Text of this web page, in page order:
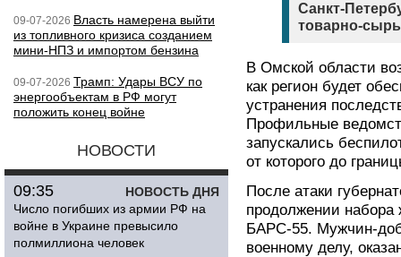
09-07-2026 Власть намерена выйти
из топливного кризиса созданием
мини-НПЗ и импортом бензина
09-07-2026 Трамп: Удары ВСУ по
энергообъектам в РФ могут
положить конец войне
НОВОСТИ
НОВОСТЬ ДНЯ
09:35
Число погибших из армии РФ на
войне в Украине превысило
полмиллиона человек
Санкт-
товарно-
В Омской области
как регион будет
устранения
Профильные
запускались
от которого до
После атаки
продолжении набора
БАРС-55. Мужчин-
военному делу,